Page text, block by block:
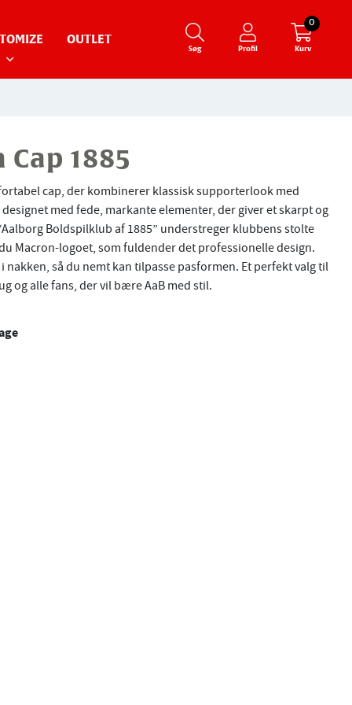
OUTLET
Søg Profil Kurv
0
Cap 1885
cap, der kombinerer klassisk supporterlook med
med fede, markante elementer, der giver et skarpt og
Boldspilklub af 1885” understreger klubbens stolte
Macron-logoet, som fuldender det professionelle design.
nakken, så du nemt kan tilpasse pasformen. Et perfekt valg til
og alle fans, der vil bære AaB med stil.